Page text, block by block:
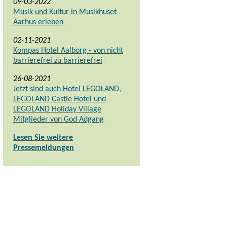
09-03-2022
Musik und Kultur in Musikhuset
Aarhus erleben
02-11-2021
Kompas Hotel Aalborg - von nicht
barrierefrei zu barrierefrei
26-08-2021
Jetzt sind auch Hotel LEGOLAND,
LEGOLAND Castle Hotel und
LEGOLAND Holiday Village
Mitglieder von God Adgang
Lesen Sie weitere
Pressemeldungen